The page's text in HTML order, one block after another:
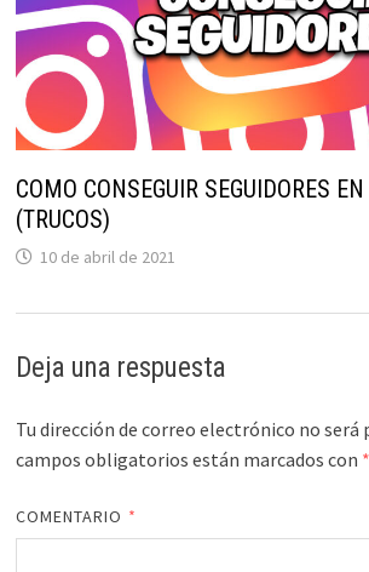
COMO CONSEGUIR SEGUIDORES
(TRUCOS)
10 de abril de 2021
Deja una respuesta
Tu dirección de correo electrónico no será
campos obligatorios están marcados con *
COMENTARIO *